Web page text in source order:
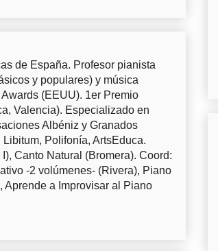
de España. Profesor pianista
y populares) y música
(EEUU). 1er Premio
Valencia). Especializado en
Albéniz y Granados
Polifonía, ArtsEduca.
Canto Natural (Bromera). Coord:
-2 volúmenes- (Rivera), Piano
Aprende a Improvisar al Piano